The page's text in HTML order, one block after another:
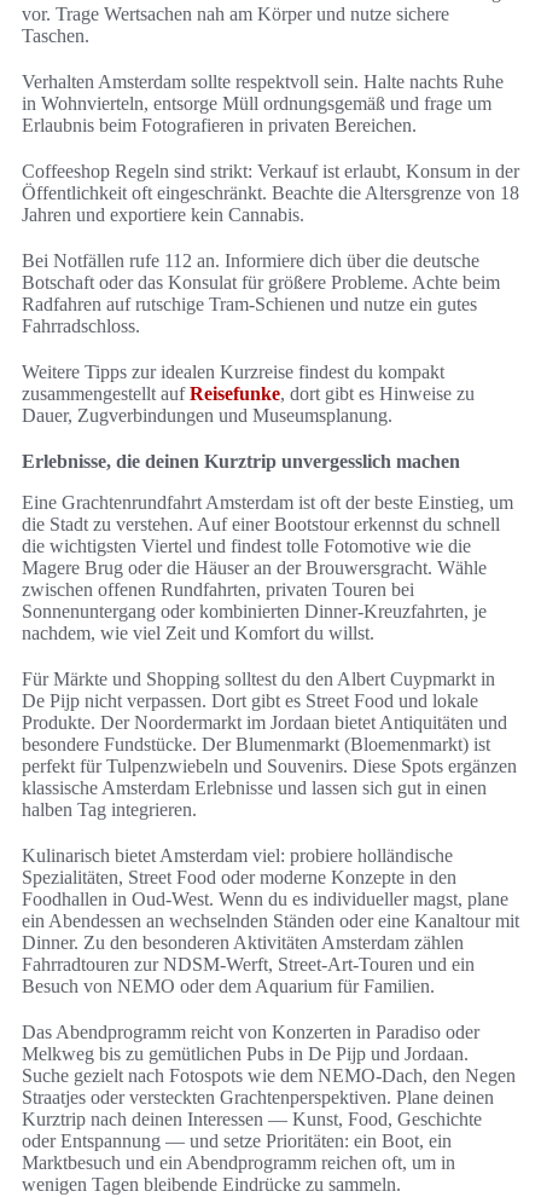
vor. Trage Wertsachen nah am Körper und nutze sichere
Taschen.
Verhalten Amsterdam sollte respektvoll sein. Halte nachts Ruhe
in Wohnvierteln, entsorge Müll ordnungsgemäß und frage um
Erlaubnis beim Fotografieren in privaten Bereichen.
Coffeeshop Regeln sind strikt: Verkauf ist erlaubt, Konsum in der
Öffentlichkeit oft eingeschränkt. Beachte die Altersgrenze von 18
Jahren und exportiere kein Cannabis.
Bei Notfällen rufe 112 an. Informiere dich über die deutsche
Botschaft oder das Konsulat für größere Probleme. Achte beim
Radfahren auf rutschige Tram-Schienen und nutze ein gutes
Fahrradschloss.
Weitere Tipps zur idealen Kurzreise findest du kompakt
zusammengestellt aufReisefunke, dort gibt es Hinweise zu
Dauer, Zugverbindungen und Museumsplanung.
Erlebnisse, die deinen Kurztrip unvergesslich machen
Eine Grachtenrundfahrt Amsterdam ist oft der beste Einstieg, um
die Stadt zu verstehen. Auf einer Bootstour erkennst du schnell
die wichtigsten Viertel und findest tolle Fotomotive wie die
Magere Brug oder die Häuser an der Brouwersgracht. Wähle
zwischen offenen Rundfahrten, privaten Touren bei
Sonnenuntergang oder kombinierten Dinner-Kreuzfahrten, je
nachdem, wie viel Zeit und Komfort du willst.
Für Märkte und Shopping solltest du den Albert Cuypmarkt in
De Pijp nicht verpassen. Dort gibt es Street Food und lokale
Produkte. Der Noordermarkt im Jordaan bietet Antiquitäten und
besondere Fundstücke. Der Blumenmarkt (Bloemenmarkt) ist
perfekt für Tulpenzwiebeln und Souvenirs. Diese Spots ergänzen
klassische Amsterdam Erlebnisse und lassen sich gut in einen
halben Tag integrieren.
Kulinarisch bietet Amsterdam viel: probiere holländische
Spezialitäten, Street Food oder moderne Konzepte in den
Foodhallen in Oud-West. Wenn du es individueller magst, plane
ein Abendessen an wechselnden Ständen oder eine Kanaltour mit
Dinner. Zu den besonderen Aktivitäten Amsterdam zählen
Fahrradtouren zur NDSM-Werft, Street-Art-Touren und ein
Besuch von NEMO oder dem Aquarium für Familien.
Das Abendprogramm reicht von Konzerten in Paradiso oder
Melkweg bis zu gemütlichen Pubs in De Pijp und Jordaan.
Suche gezielt nach Fotospots wie dem NEMO-Dach, den Negen
Straatjes oder versteckten Grachtenperspektiven. Plane deinen
Kurztrip nach deinen Interessen — Kunst, Food, Geschichte
oder Entspannung — und setze Prioritäten: ein Boot, ein
Marktbesuch und ein Abendprogramm reichen oft, um in
wenigen Tagen bleibende Eindrücke zu sammeln.